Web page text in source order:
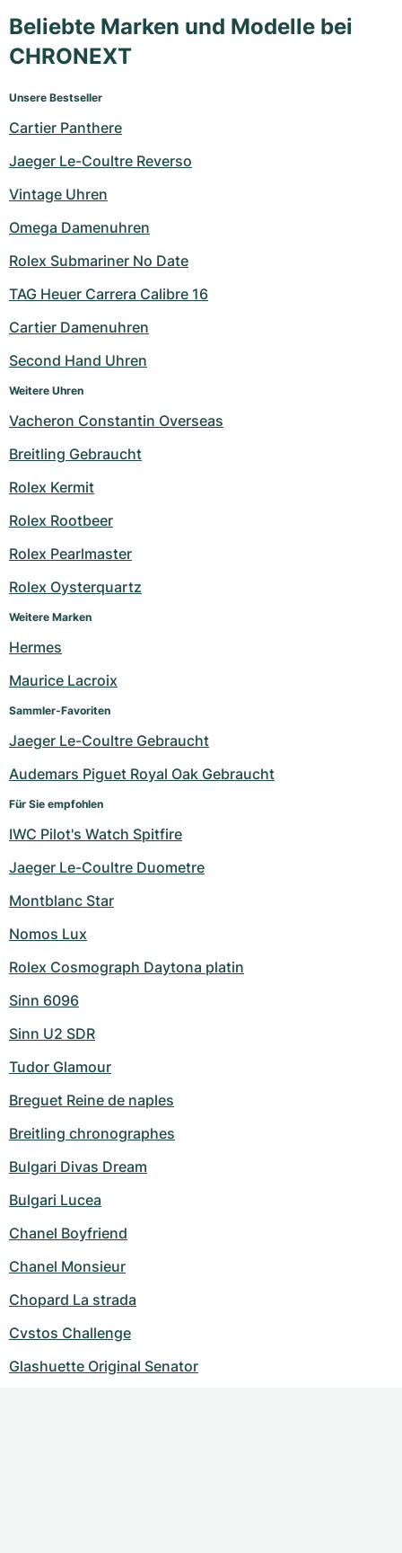
Beliebte Marken und Modelle bei
CHRONEXT
Unsere Bestseller
Cartier Panthere
Jaeger Le-Coultre Reverso
Vintage Uhren
Omega Damenuhren
Rolex Submariner No Date
TAG Heuer Carrera Calibre 16
Cartier Damenuhren
Second Hand Uhren
Weitere Uhren
Vacheron Constantin Overseas
Breitling Gebraucht
Rolex Kermit
Rolex Rootbeer
Rolex Pearlmaster
Rolex Oysterquartz
Weitere Marken
Hermes
Maurice Lacroix
Sammler-Favoriten
Jaeger Le-Coultre Gebraucht
Audemars Piguet Royal Oak Gebraucht
Für Sie empfohlen
IWC Pilot's Watch Spitfire
Jaeger Le-Coultre Duometre
Montblanc Star
Nomos Lux
Rolex Cosmograph Daytona platin
Sinn 6096
Sinn U2 SDR
Tudor Glamour
Breguet Reine de naples
Breitling chronographes
Bulgari Divas Dream
Bulgari Lucea
Chanel Boyfriend
Chanel Monsieur
Chopard La strada
Cvstos Challenge
Glashuette Original Senator